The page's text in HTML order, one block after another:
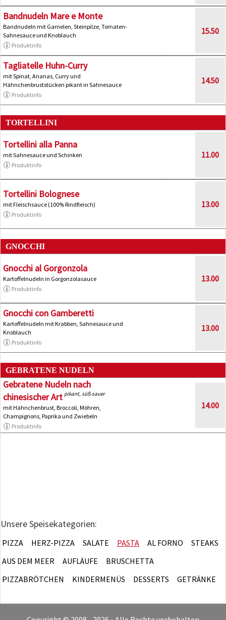
Bandnudeln Mare e Monte
Bandnudeln mit Garnelen, Steinpilze, Tomaten-
Sahnesauce und Knoblauch
Produktinfo
15.50
Tagliatelle Huhn-Curry
mit Spinat, Ananas, Curry und
Hähnchenbruststücken pikant in Sahnesauce
Produktinfo
14.50
TORTELLINI
Tortellini alla Panna
mit Sahnesauce und Schinken
Produktinfo
11.00
Tortellini Bolognese
mit Fleischsauce (100% Rindfleisch)
Produktinfo
13.00
GNOCCHI
Gnocchi al Gorgonzola
Kartoffelnudeln in Gorgonzolasauce
Produktinfo
13.00
Gnocchi con Gamberetti
Kartoffelnudeln mit Krabben, Sahnesauce und
Knoblauch
Produktinfo
13.00
GEBRATENE NUDELN
Gebratene Nudeln nach
chinesischer Art pikant, süß-sauer
mit Hähnchenbrust, Broccoli, Möhren,
Champignons, Paprika und Zwiebeln
Produktinfo
14.00
Unsere Speisekategorien:
PIZZA HERZ-PIZZA SALATE PASTA AL FORNO
STEAKS
AUS DEM MEER
AUFLÄUFE
BRUSCHETTA
PIZZABRÖTCHEN
KINDERMENÜS DESSERTS GETRÄNKE